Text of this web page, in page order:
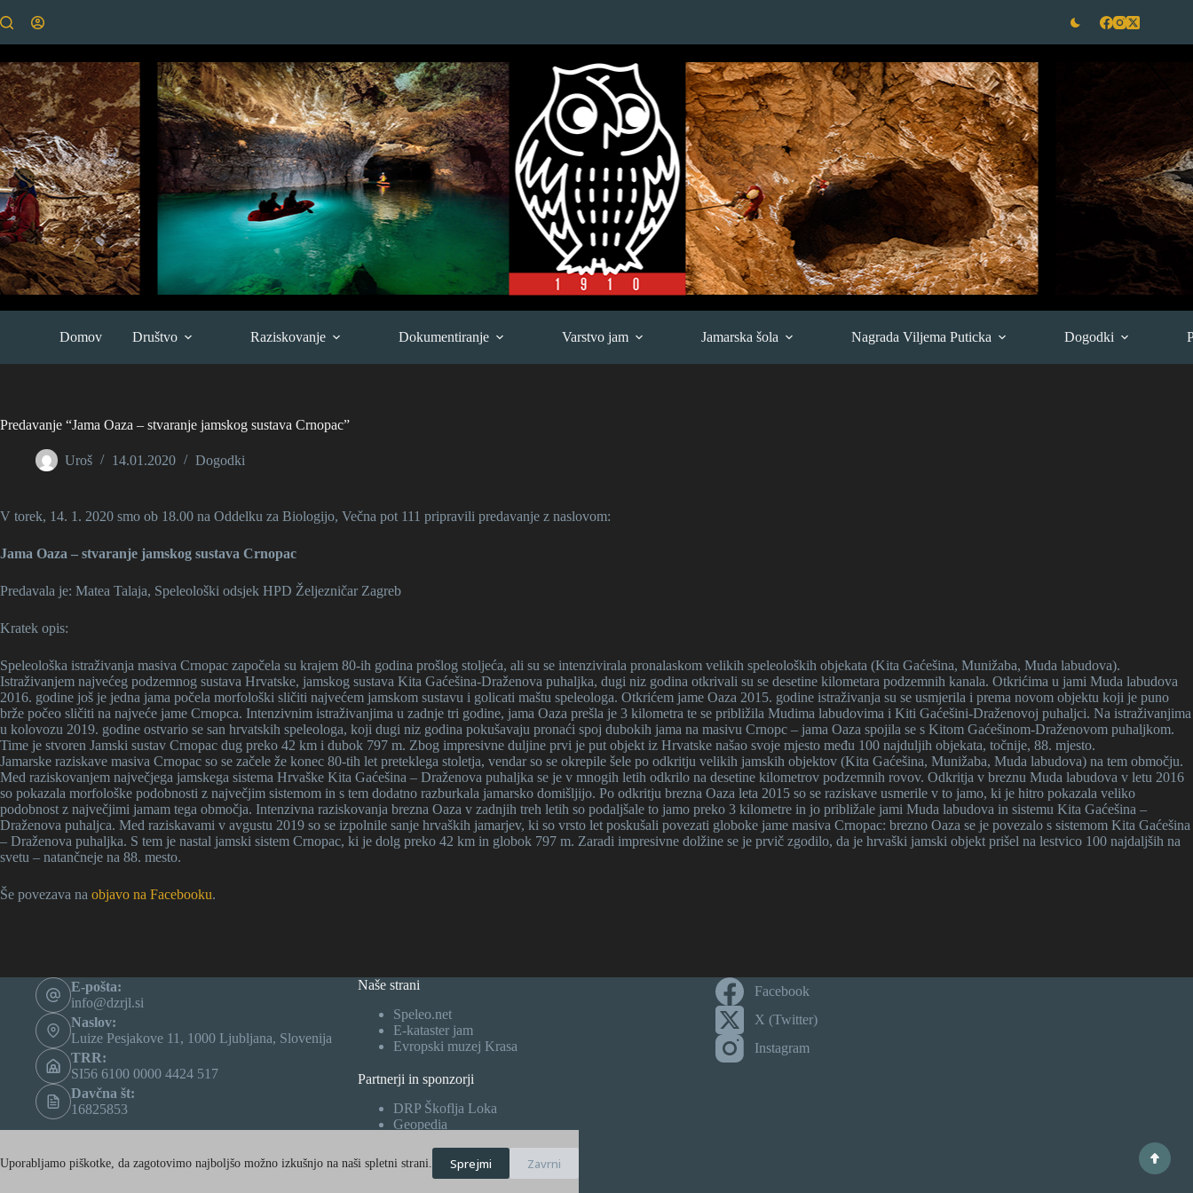
to
Uporabljamo piškotke, da zagotovimo najboljšo možno izkušnjo na naši spletni strani. Sprejmi Zavrni
Domov Društvo Raziskovanje Dokumentiranje Varstvo jam Jamarska šola Nagrada Viljema Puticka Dogodki
Predavanje “Jama Oaza – stvaranje jamskog sustava Crnopac”
Uroš 14.01.2020 Dogodki
V torek, 14. 1. 2020 smo ob 18.00 na Oddelku za Biologijo, Večna pot 111 pripravili predavanje z naslovom:
Jama Oaza – stvaranje jamskog sustava Crnopac
Predavala je: Matea Talaja, Speleološki odsjek HPD Željezničar Zagreb
Kratek opis:
Speleološka istraživanja masiva Crnopac započela su krajem 80-ih godina prošlog stoljeća, ali su se intenzivirala pronalaskom velikih speleoloških objekata (Kita Gaćešina, Munižaba, Muda labudova).
Istraživanjem najvećeg podzemnog sustava Hrvatske, jamskog sustava Kita Gaćešina-Draženova puhaljka, dugi niz godina otkrivali su se desetine kilometara podzemnih kanala. Otkrićima u jami Muda labudova
2016. godine još je jedna jama počela morfološki sličiti najvećem jamskom sustavu i golicati maštu speleologa. Otkrićem jame Oaza 2015. godine istraživanja su se usmjerila i prema novom objektu koji je puno
brže počeo sličiti na najveće jame Crnopca. Intenzivnim istraživanjima u zadnje tri godine, jama Oaza prešla je 3 kilometra te se približila Mudima labudovima i Kiti Gaćešini-Draženovoj puhaljci. Na istraživanjima
u kolovozu 2019. godine ostvario se san hrvatskih speleologa, koji dugi niz godina pokušavaju pronaći spoj dubokih jama na masivu Crnopc – jama Oaza spojila se s Kitom Gaćešinom-Draženovom puhaljkom.
Time je stvoren Jamski sustav Crnopac dug preko 42 km i dubok 797 m. Zbog impresivne duljine prvi je put objekt iz Hrvatske našao svoje mjesto među 100 najduljih objekata, točnije, 88. mjesto.
Jamarske raziskave masiva Crnopac so se začele že konec 80-tih let preteklega stoletja, vendar so se okrepile šele po odkritju velikih jamskih objektov (Kita Gaćešina, Munižaba, Muda labudova) na tem območju.
Med raziskovanjem največjega jamskega sistema Hrvaške Kita Gaćešina – Draženova puhaljka se je v mnogih letih odkrilo na desetine kilometrov podzemnih rovov. Odkritja v breznu Muda labudova v letu 2016
so pokazala morfološke podobnosti z največjim sistemom in s tem dodatno razburkala jamarsko domišljijo. Po odkritju brezna Oaza leta 2015 so se raziskave usmerile v to jamo, ki je hitro pokazala veliko
podobnost z največjimi jamam tega območja. Intenzivna raziskovanja brezna Oaza v zadnjih treh letih so podaljšale to jamo preko 3 kilometre in jo približale jami Muda labudova in sistemu Kita Gaćešina –
Draženova puhaljca. Med raziskavami v avgustu 2019 so se izpolnile sanje hrvaških jamarjev, ki so vrsto let poskušali povezati globoke jame masiva Crnopac: brezno Oaza se je povezalo s sistemom Kita Gaćešina
– Draženova puhaljka. S tem je nastal jamski sistem Crnopac, ki je dolg preko 42 km in globok 797 m. Zaradi impresivne dolžine se je prvič zgodilo, da je hrvaški jamski objekt prišel na lestvico 100 najdaljših na
svetu – natančneje na 88. mesto.
Še povezava na objavo na Facebooku.
E-pošta:
info@dzrjl.si
Naslov:
Luize Pesjakove 11, 1000 Ljubljana, Slovenija
TRR:
SI56 6100 0000 4424 517
Davčna št:
16825853
Naše strani
Speleo.net
E-kataster jam
Evropski muzej Krasa
Partnerji in sponzorji
DRP Škoflja Loka
Geopedia
Quo – digitalna kartografija
Kibuba
Facebook
X (Twitter)
Instagram